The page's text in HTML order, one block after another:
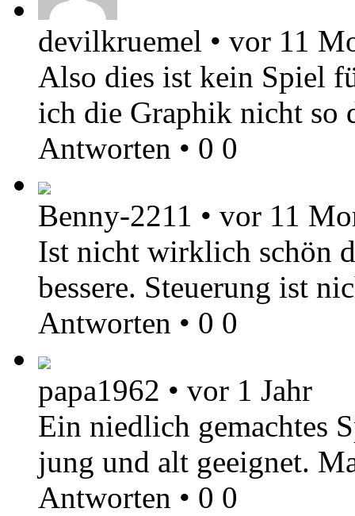
devilkruemel • vor 11
Also dies ist kein Spiel
ich die Graphik nicht so
Antworten • 0 0
Benny-2211 • vor 11
Ist nicht wirklich schön
bessere. Steuerung ist
Antworten • 0 0
papa1962 • vor 1 Jahr
Ein niedlich gemachtes
jung und alt geeignet.
Antworten • 0 0